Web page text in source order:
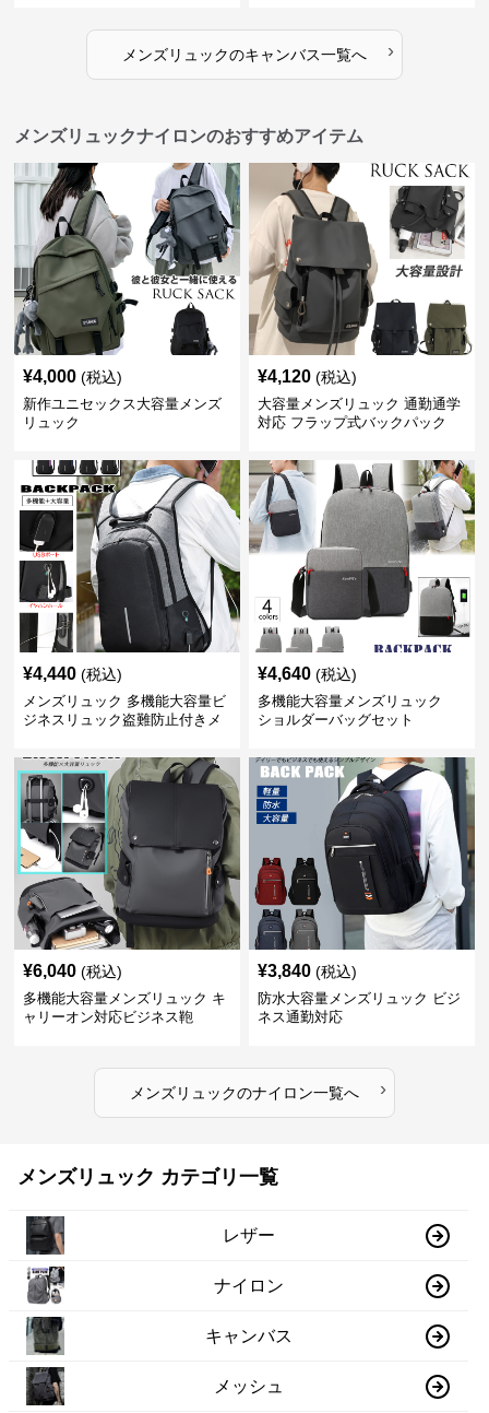
メンズリュックのキャンバス一覧へ ›
メンズリュックナイロンのおすすめアイテム
¥4,000 (税込)
新作ユニセックス大容量メンズ
リュック
¥4,120 (税込)
大容量メンズリュック 通勤通学
対応 フラップ式バックパック
¥4,440 (税込)
メンズリュック 多機能大容量ビ
ジネスリュック盗難防止付きメ
¥4,640 (税込)
多機能大容量メンズリュック
ショルダーバッグセット
¥6,040 (税込)
多機能大容量メンズリュック キ
ャリーオン対応ビジネス鞄
¥3,840 (税込)
防水大容量メンズリュック ビジ
ネス通勤対応
メンズリュックのナイロン一覧へ ›
メンズリュック カテゴリ一覧
レザー
ナイロン
キャンバス
メッシュ